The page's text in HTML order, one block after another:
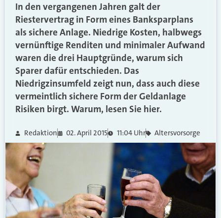
In den vergangenen Jahren galt der
Riestervertrag in Form eines Banksparplans
als sichere Anlage. Niedrige Kosten, halbwegs
vernünftige Renditen und minimaler Aufwand
waren die drei Hauptgründe, warum sich
Sparer dafür entschieden. Das
Niedrigzinsumfeld zeigt nun, dass auch diese
vermeintlich sichere Form der Geldanlage
Risiken birgt. Warum, lesen Sie hier.
Redaktion 02. April 2015 11:04 Uhr Altersvorsorge